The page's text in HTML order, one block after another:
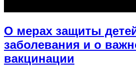
О мерах защиты
заболевания и о
вакцинации